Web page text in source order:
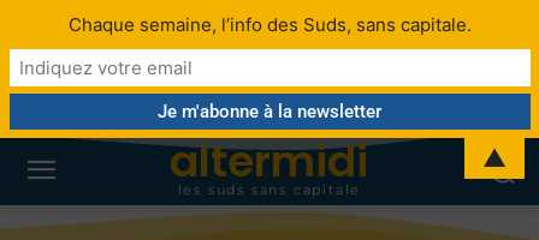
altermidi
les suds sans capitale
Chaque semaine, l’info des Suds, sans capitale.
▲